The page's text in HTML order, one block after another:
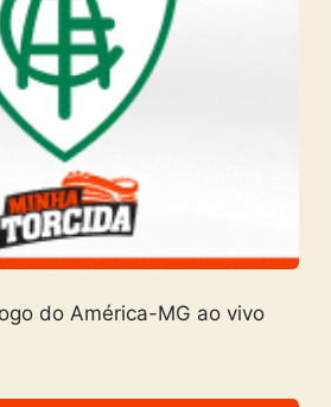
do América-MG ao vivo